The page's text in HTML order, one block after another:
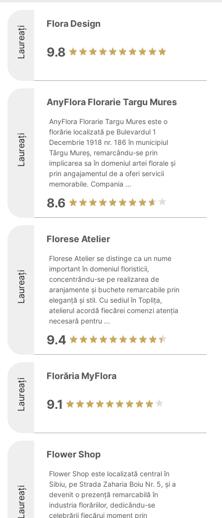
Laureați
Flora Design
9.8
Laureați
AnyFlora Florarie Targu Mures
AnyFlora Florarie Targu Mures este o
florărie localizată pe Bulevardul 1
Decembrie 1918 nr. 186 în municipiul
Târgu Mureș, remarcându-se prin
implicarea sa în domeniul artei florale și
prin angajamentul de a oferi servicii
memorabile. Compania ...
8.6
Laureați
Florese Atelier
Florese Atelier se distinge ca un nume
important în domeniul floristicii,
concentrându-se pe realizarea de
aranjamente și buchete remarcabile prin
eleganță și stil. Cu sediul în Toplița,
atelierul acordă fiecărei comenzi atenția
necesară pentru ...
9.4
Laureați
Florăria MyFlora
9.1
Laureați
Flower Shop
Flower Shop este localizată central în
Sibiu, pe Strada Zaharia Boiu Nr. 5, și a
devenit o prezență remarcabilă în
industria florăriilor, dedicându-se
celebrării fiecărui moment prin